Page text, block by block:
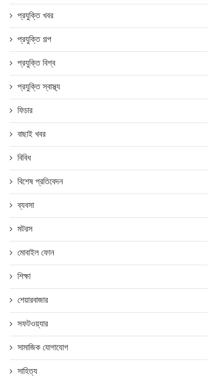
প্রযুক্তি খবর
প্রযুক্তি গল্প
প্রযুক্তি বিশ্ব
প্রযুক্তি স্বাস্থ্য
ফিচার
বাছাই খবর
বিবিধ
বিশেষ প্রতিবেদন
ব্যবসা
মটরস
মোবাইল ফোন
শিক্ষা
শেয়ারবাজার
সফটওয়্যার
সামাজিক যোগাযোগ
সাহিত্য